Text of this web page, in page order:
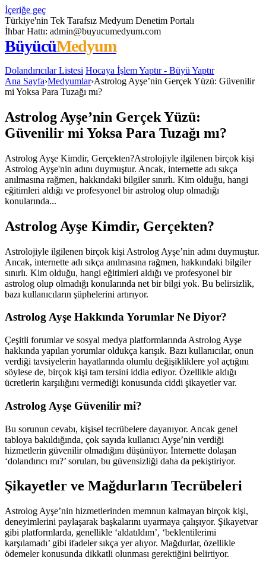
İçeriğe geç
Türkiye'nin Tek Tarafsız Medyum Denetim Portalı
İhbar Hattı: admin@buyucumedyum.com
BüyücüMedyum
Dolandırıcılar Listesi Hocaya İşlem Yaptır - Büyü Yaptır
Ana Sayfa›Medyumlar›Astrolog Ayşe’nin Gerçek Yüzü: Güvenilir
mi Yoksa Para Tuzağı mı?
Astrolog Ayşe’nin Gerçek Yüzü:
Güvenilir mi Yoksa Para Tuzağı mı?
Astrolog Ayşe Kimdir, Gerçekten?Astrolojiyle ilgilenen birçok kişi
Astrolog Ayşe'nin adını duymuştur. Ancak, internette adı sıkça
anılmasına rağmen, hakkındaki bilgiler sınırlı. Kim olduğu, hangi
eğitimleri aldığı ve profesyonel bir astrolog olup olmadığı
konularında...
Astrolog Ayşe Kimdir, Gerçekten?
Astrolojiyle ilgilenen birçok kişi Astrolog Ayşe’nin adını duymuştur.
Ancak, internette adı sıkça anılmasına rağmen, hakkındaki bilgiler
sınırlı. Kim olduğu, hangi eğitimleri aldığı ve profesyonel bir
astrolog olup olmadığı konularında net bir bilgi yok. Bu belirsizlik,
bazı kullanıcıların şüphelerini artırıyor.
Astrolog Ayşe Hakkında Yorumlar Ne Diyor?
Çeşitli forumlar ve sosyal medya platformlarında Astrolog Ayşe
hakkında yapılan yorumlar oldukça karışık. Bazı kullanıcılar, onun
verdiği tavsiyelerin hayatlarında olumlu değişikliklere yol açtığını
söylese de, birçok kişi tam tersini iddia ediyor. Özellikle aldığı
ücretlerin karşılığını vermediği konusunda ciddi şikayetler var.
Astrolog Ayşe Güvenilir mi?
Bu sorunun cevabı, kişisel tecrübelere dayanıyor. Ancak genel
tabloya bakıldığında, çok sayıda kullanıcı Ayşe’nin verdiği
hizmetlerin güvenilir olmadığını düşünüyor. İnternette dolaşan
‘dolandırıcı mı?’ soruları, bu güvensizliği daha da pekiştiriyor.
Şikayetler ve Mağdurların Tecrübeleri
Astrolog Ayşe’nin hizmetlerinden memnun kalmayan birçok kişi,
deneyimlerini paylaşarak başkalarını uyarmaya çalışıyor. Şikayetvar
gibi platformlarda, genellikle ‘aldatıldım’, ‘beklentilerimi
karşılamadı’ gibi ifadeler sıkça yer alıyor. Mağdurlar, özellikle
ödemeler konusunda dikkatli olunması gerektiğini belirtiyor.